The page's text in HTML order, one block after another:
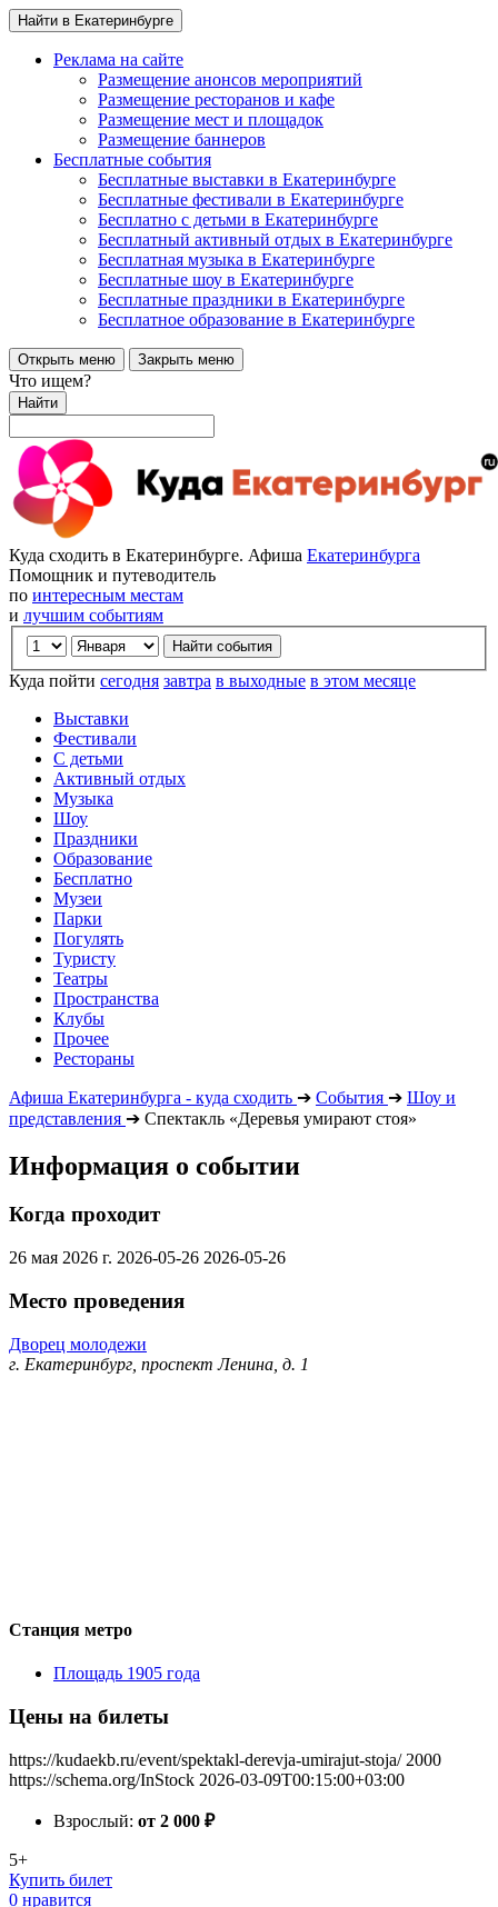
Найти в Екатеринбурге
Реклама на сайте
Размещение анонсов мероприятий
Размещение ресторанов и кафе
Размещение мест и площадок
Размещение баннеров
Бесплатные события
Бесплатные выставки в Екатеринбурге
Бесплатные фестивали в Екатеринбурге
Бесплатно с детьми в Екатеринбурге
Бесплатный активный отдых в Екатеринбурге
Бесплатная музыка в Екатеринбурге
Бесплатные шоу в Екатеринбурге
Бесплатные праздники в Екатеринбурге
Бесплатное образование в Екатеринбурге
Открыть меню Закрыть меню
Что ищем?
Найти
Куда сходить в Екатеринбурге. Афиша Екатеринбурга
Помощник и путеводитель
по интересным местам
и лучшим событиям
Куда пойти сегодня завтра в выходные в этом месяце
Выставки
Фестивали
С детьми
Активный отдых
Музыка
Шоу
Праздники
Образование
Бесплатно
Музеи
Парки
Погулять
Туристу
Театры
Пространства
Клубы
Прочее
Рестораны
Афиша Екатеринбурга - куда сходить ➔ События ➔ Шоу и
представления ➔ Спектакль «Деревья умирают стоя»
Информация о событии
Когда проходит
26 мая 2026 г. 2026-05-26 2026-05-26
Место проведения
Дворец молодежи
г. Екатеринбург, проспект Ленина, д. 1
Станция метро
Площадь 1905 года
Цены на билеты
https://kudaekb.ru/event/spektakl-derevja-umirajut-stoja/ 2000
https://schema.org/InStock 2026-03-09T00:15:00+03:00
Взрослый: от 2 000 ₽
5+
Купить билет
0 нравится